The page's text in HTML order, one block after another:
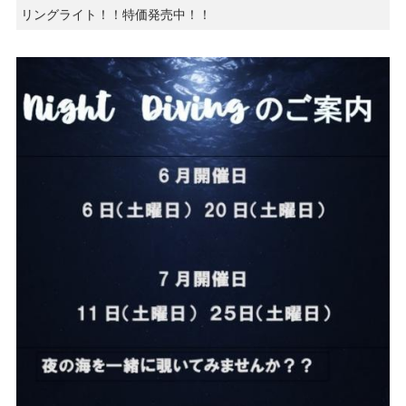
リングライト！！特価発売中！！